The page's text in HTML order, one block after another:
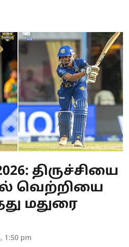
திருச்சியை
வெற்றியை
மதுரை
1:50 pm